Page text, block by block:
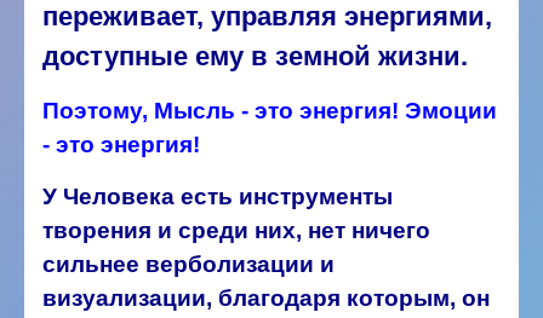
переживает, управляя энергиями,
доступные ему в земной жизни.
Поэтому, Мысль - это энергия! Эмоции
- это энергия!
У Человека есть инструменты
творения и среди них, нет ничего
сильнее верболизации и
визуализации, благодаря которым, он